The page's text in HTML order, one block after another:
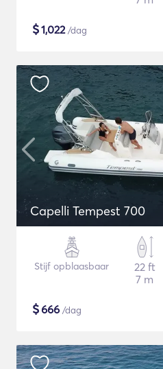
$1,022/dag
Capelli Tempest 700
Stijf opblaasbaar
22 ft
7 m
$666 /dag